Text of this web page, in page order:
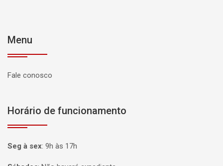
Menu
Fale conosco
Horário de funcionamento
Seg à sex: 9h às 17h